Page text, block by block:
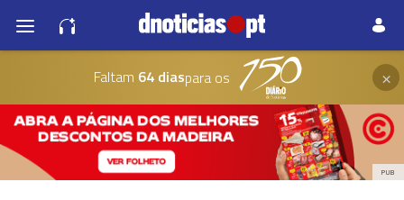
Faltam 64 diaspara os ×
PUB